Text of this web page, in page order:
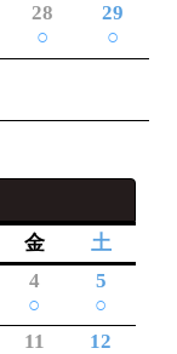
28
○
29
○
金
土
4
○
5
○
11
12